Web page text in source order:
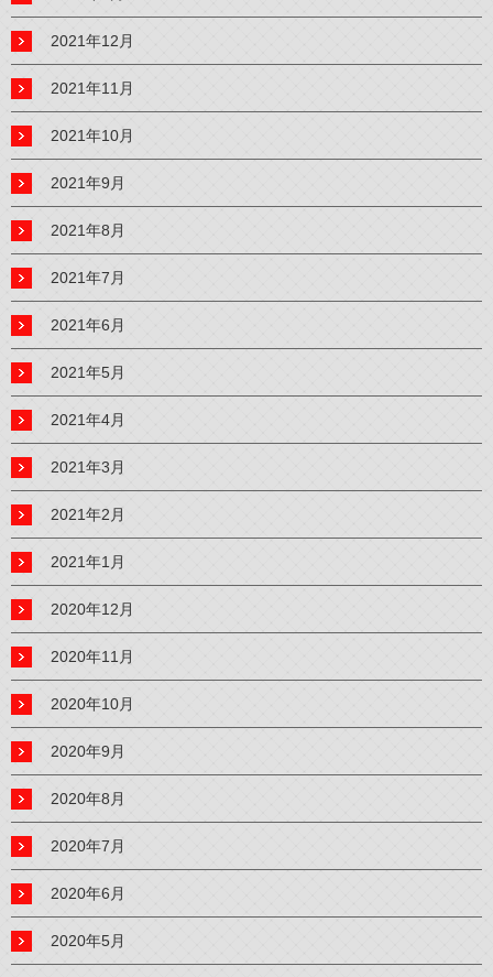
2021年12月
2021年11月
2021年10月
2021年9月
2021年8月
2021年7月
2021年6月
2021年5月
2021年4月
2021年3月
2021年2月
2021年1月
2020年12月
2020年11月
2020年10月
2020年9月
2020年8月
2020年7月
2020年6月
2020年5月